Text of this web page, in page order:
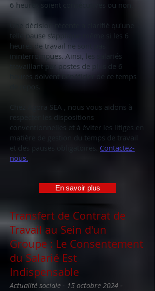
6 heures soient consécutives ou non.
Une décision récente a clarifié qu'une
telle pause s'applique même si les 6
heures de travail ne sont pas
ininterrompues. Ainsi, les salariés
travaillant par postes de plus de 6
heures doivent bénéficier de ce temps
de repos.
Chez Agora SEA , nous vous aidons à
respecter les dispositions
conventionnelles et à éviter les litiges en
matière de gestion du temps de travail
et des pauses obligatoires. Contactez-
nous.
En savoir plus
Transfert de Contrat de
Travail au Sein d'un
Groupe : Le Consentement
du Salarié Est
Indispensable
Actualité sociale - 15 octobre 2024 -